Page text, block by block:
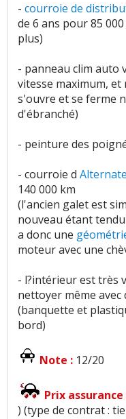
- courroie de
de 6 ans pour 85
plus)
- panneau clim auto
vitesse maximum,
s'ouvre et se ferme
d'ébranché)
- peinture des
- courroie d
140 000 km
(l'ancien galet est
nouveau étant
a donc une
moteur avec une
- l?intérieur est très
nettoyer même
(banquette et
bord)
Note : 12/20
Prix assurance
) (type de contrat :